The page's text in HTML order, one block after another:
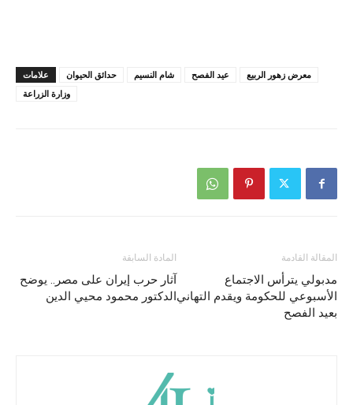
علامات حدائق الحيوان شام النسيم عيد الفصح
معرض زهور الربيع
وزارة الزراعة
المادة السابقة
آثار حرب إيران على مصر.. يوضح
الدكتور محمود محيي الدين
المقالة القادمة
مدبولي يترأس الاجتماع
الأسبوعي للحكومة ويقدم التهاني
بعيد الفصح